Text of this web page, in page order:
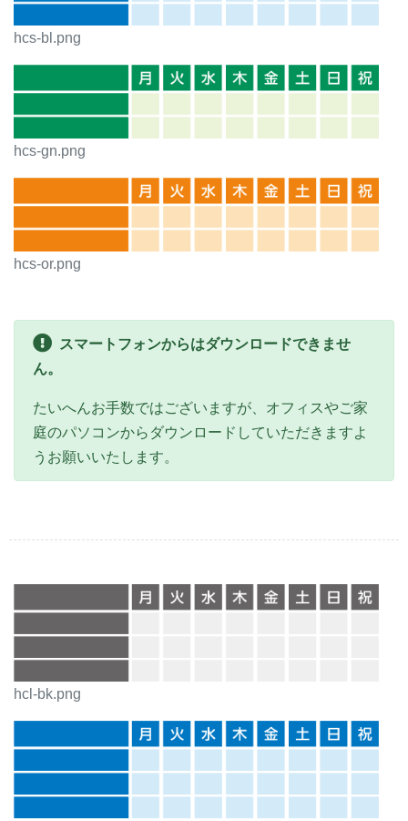
hcs-bl.png
hcs-gn.png
hcs-or.png
スマートフォンからはダウンロードできませ
ん。
たいへんお手数ではございますが、オフィスやご家
庭のパソコンからダウンロードしていただきますよ
うお願いいたします。
hcl-bk.png